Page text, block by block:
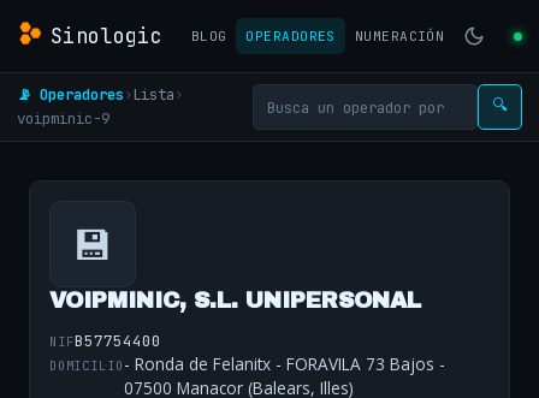
Sinologic BLOG OPERADORES NUMERACIÓN
📡 Operadores› Lista›
voipminic-9
🔍
💾
VOIPMINIC, S.L. UNIPERSONAL
NIFB57754400
DOMICILIO - Ronda de Felanitx - FORAVILA 73 Bajos -
07500 Manacor (Balears, Illes)